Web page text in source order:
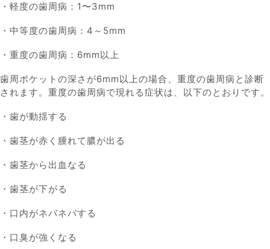
・軽度の歯周病：1〜3mm
・中等度の歯周病：4～5mm
・重度の歯周病：6mm以上
歯周ポケットの深さが6mm以上の場合、重度の歯周病と診断
されます。重度の歯周病で現れる症状は、以下のとおりです。
・歯が動揺する
・歯茎が赤く腫れて膿が出る
・歯茎から出血なる
・歯茎が下がる
・口内がネバネバする
・口臭が強くなる